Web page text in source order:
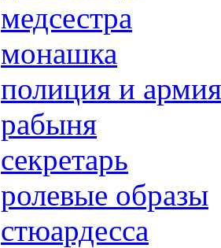
медсестра
монашка
полиция и армия
рабыня
секретарь
ролевые образы
стюардесса